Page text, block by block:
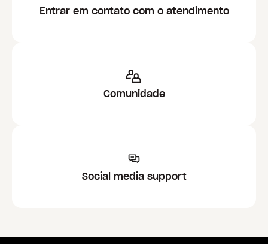
Entrar em contato com o atendimento
Comunidade
Social media support